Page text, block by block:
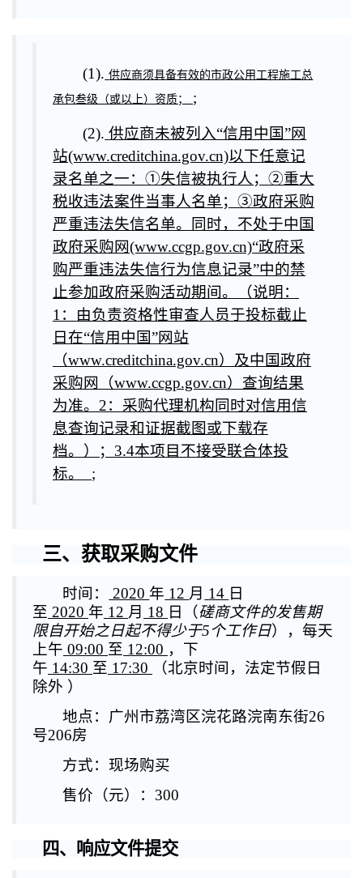
(1). 供应商须具备有效的市政公用工程施工总
承包叁级（或以上）资质；
;
(2). 供应商未被列入“信用中国”网
站(www.creditchina.gov.cn)以下任意记
录名单之一：①失信被执行人；②重大
税收违法案件当事人名单；③政府采购
严重违法失信名单。同时，不处于中国
政府采购网(www.ccgp.gov.cn)“政府采
购严重违法失信行为信息记录”中的禁
止参加政府采购活动期间。（说明：
1：由负责资格性审查人员于投标截止
日在“信用中国”网站
（www.creditchina.gov.cn）及中国政府
采购网（www.ccgp.gov.cn）查询结果
为准。2：采购代理机构同时对信用信
息查询记录和证据截图或下载存
档。）；3.4本项目不接受联合体投
标。
;
三、获取采购文件
时间： 2020年 12 月 14 日
至 2020 年 12 月 18 日（磋商文件的发售期
限自开始之日起不得少于5个工作日），每天
上午 09:00 至 12:00 ，下
午 14:30 至 17:30
（北京时间，法定节假日
除外 ）
地点：广州市荔湾区浣花路浣南东街26
号206房
方式：现场购买
售价 （元） ：300
四、响应文件提交